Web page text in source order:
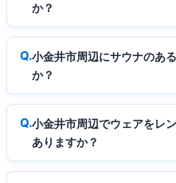
か？
小金井市周辺にサウナのあ
か？
小金井市周辺でウェアをレ
ありますか？